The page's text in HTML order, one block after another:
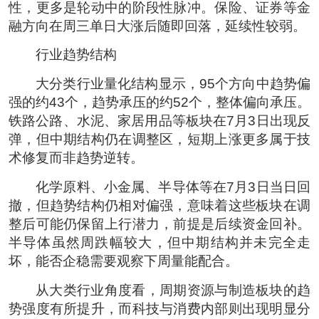
性，更多是轮动中的阶段性脉冲。保险、证券等金
融方向在周三单日大涨后随即回落，延续性较弱。
行业趋势结构
大分类行业量化结构显示，95个方向中趋势偏
强的约43个，趋势承压的约52个，整体偏向承压。
铁路公路、水泥、家居用品等板块在7月3日出现反
弹，但中期结构仍在调整区，短期上涨更多属于技
术修复而非趋势逆转。
化学原料、小金属、半导体等在7月3日当日回
撤，但趋势结构仍相对偏强，意味着这些板块在调
整后可能仍保留上行潜力，前提是后续资金回补。
半导体虽然周跌幅较大，但中期结构并未完全走
坏，能否企稳需要观察下周量能配合。
从大类行业角度看，周期资源与制造板块的趋
势强度有所提升，而科技与消费内部则出现明显分